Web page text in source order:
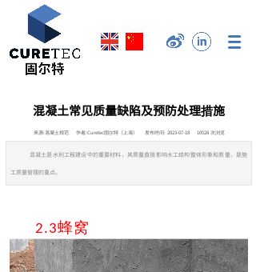
混凝土常见质量缺陷及预防处理措施
来源:混凝土规范 作者:Curetec固尔特（上海） 发布时间: 2023-07-18 10528 次浏览
混凝土是水利工程建设中的重要材料，其质量直接影响水工结构整体形象和质量，是施
工质量管理的重点。
2.3蜂窝